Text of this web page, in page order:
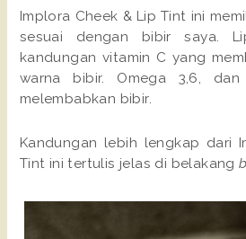
Implora Cheek & Lip Tint ini
sesuai dengan bibir saya.
kandungan vitamin C yang
warna bibir. Omega 3,6,
melembabkan bibir.
Kandungan lebih lengkap dari
Tint ini tertulis jelas di belakang